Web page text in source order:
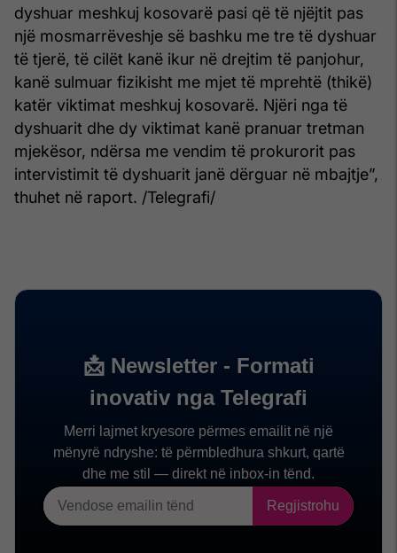
dyshuar meshkuj kosovarë pasi që të njëjtit pas
një mosmarrëveshje së bashku me tre të dyshuar
të tjerë, të cilët kanë ikur në drejtim të panjohur,
kanë sulmuar fizikisht me mjet të mprehtë (thikë)
katër viktimat meshkuj kosovarë. Njëri nga të
dyshuarit dhe dy viktimat kanë pranuar tretman
mjekësor, ndërsa me vendim të prokurorit pas
intervistimit të dyshuarit janë dërguar në mbajtje”,
thuhet në raport. /Telegrafi/